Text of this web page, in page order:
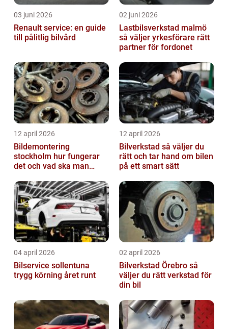
03 juni 2026
Renault service: en guide
till pålitlig bilvård
02 juni 2026
Lastbilsverkstad malmö
så väljer yrkesförare rätt
partner för fordonet
12 april 2026
Bildemontering
stockholm hur fungerar
det och vad ska man
12 april 2026
Bilverkstad så väljer du
rätt och tar hand om bilen
på ett smart sätt
04 april 2026
Bilservice sollentuna
trygg körning året runt
02 april 2026
Bilverkstad Örebro så
väljer du rätt verkstad för
din bil